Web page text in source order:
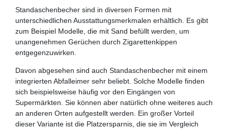
Standaschenbecher sind in diversen Formen mit
unterschiedlichen Ausstattungsmerkmalen erhältlich. Es gibt
zum Beispiel Modelle, die mit Sand befüllt werden, um
unangenehmen Gerüchen durch Zigarettenkippen
entgegenzuwirken.
Davon abgesehen sind auch Standaschenbecher mit einem
integrierten Abfalleimer sehr beliebt. Solche Modelle finden
sich beispielsweise häufig vor den Eingängen von
Supermärkten. Sie können aber natürlich ohne weiteres auch
an anderen Orten aufgestellt werden. Ein großer Vorteil
dieser Variante ist die Platzersparnis, die sie im Vergleich